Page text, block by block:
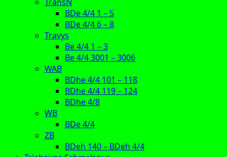
BDe 4/4 1 – 5
BDe 4/4 6 – 8
Travys
Be 4/4 1 – 3
Be 4/4 3001 – 3006
WAB
BDhe 4/4 101 – 118
BDhe 4/4 119 – 124
BDhe 4/8
WB
BDe 4/4
ZB
BDeh 140 – BDeh 4/4